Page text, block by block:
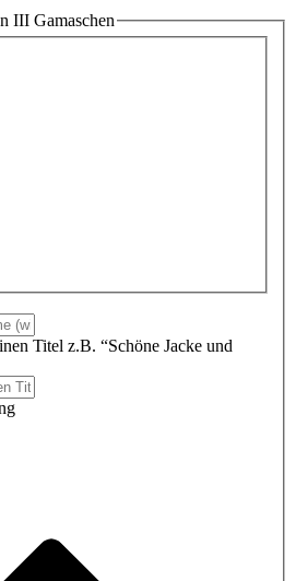
III Gamaschen
Titel z.B. “Schöne Jacke und